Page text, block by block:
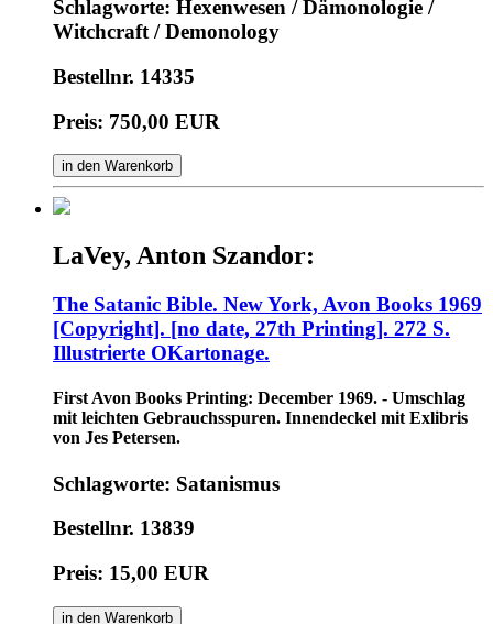
Schlagworte: Hexenwesen / Dämonologie /
Witchcraft / Demonology
Bestellnr. 14335
Preis: 750,00 EUR
in den Warenkorb
LaVey, Anton Szandor:
The Satanic Bible. New York, Avon Books 1969
[Copyright]. [no date, 27th Printing]. 272 S.
Illustrierte OKartonage.
First Avon Books Printing: December 1969. - Umschlag
mit leichten Gebrauchsspuren. Innendeckel mit Exlibris
von Jes Petersen.
Schlagworte: Satanismus
Bestellnr. 13839
Preis: 15,00 EUR
in den Warenkorb